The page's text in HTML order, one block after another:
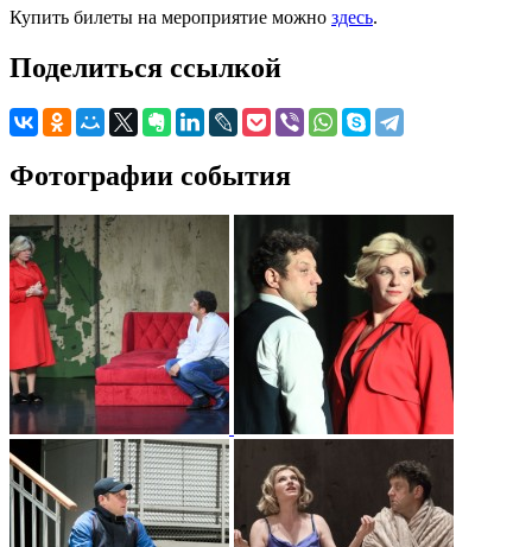
Купить билеты на мероприятие можно здесь.
Поделиться ссылкой
Фотографии события